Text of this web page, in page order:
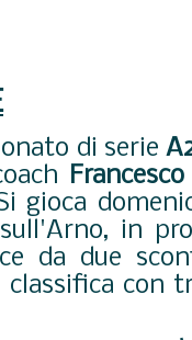
di serie
Francesco
gioca
in
da due
con